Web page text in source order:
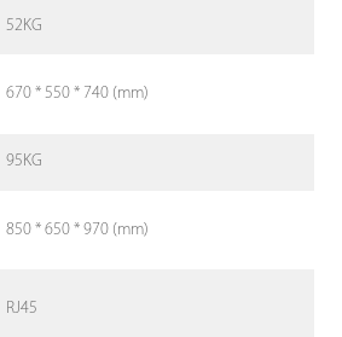
52KG
670 * 550 * 740 (mm)
95KG
850 * 650 * 970 (mm)
RJ45